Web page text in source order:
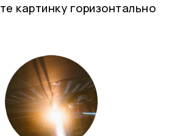
картинку горизонтально